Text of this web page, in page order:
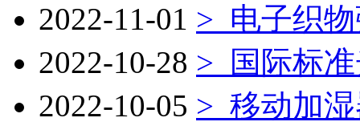
2022-11-01 > 电子织
2022-10-28 > 国际标
2022-10-05 > 移动加